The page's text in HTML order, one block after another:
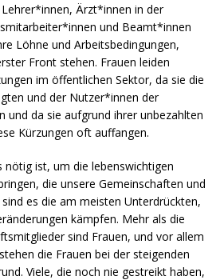
Ärzt*innen in der
und Beamt*innen
Löhne und Arbeitsbedingungen,
Front stehen. Frauen leiden
im öffentlichen Sektor, da sie die
und der Nutzer*innen der
und da sie aufgrund ihrer unbezahlten
Kürzungen oft auffangen.
nötig ist, um die lebenswichtigen
die unsere Gemeinschaften und
es die am meisten Unterdrückten,
kämpfen. Mehr als die
sind Frauen, und vor allem
die Frauen bei der steigenden
Viele, die noch nie gestreikt haben,